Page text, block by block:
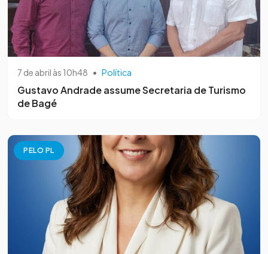
7 de abril às 10h48 • Política
Gustavo Andrade assume Secretaria de Turismo
de Bagé
PELO PL